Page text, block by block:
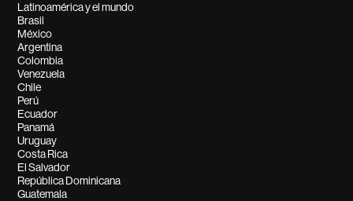
Latinoamérica y el mundo
Brasil
México
Argentina
Colombia
Venezuela
Chile
Perú
Ecuador
Panamá
Uruguay
Costa Rica
El Salvador
República Dominicana
Guatemala